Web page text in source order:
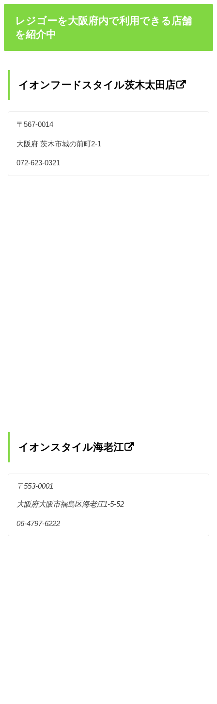
レジゴーを大阪府内で利用できる店舗
を紹介中
イオンフードスタイル茨木太田店
〒567-0014
大阪府 茨木市城の前町2-1
072-623-0321
イオンスタイル海老江
〒553-0001
大阪府大阪市福島区海老江1-5-52
06-4797-6222